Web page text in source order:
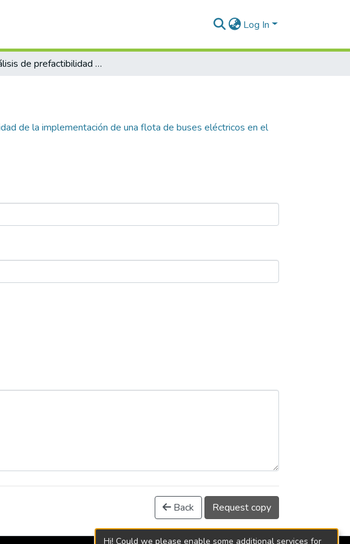
Log In
Análisis de prefactibilidad de la implementación de una flota de buses eléctricos en el sistema estratégico de transporte público para la ciudad de Sincelejo
de la implementación de una flota de buses eléctricos en el
Back Request copy
Hi! Could we please enable some additional services for